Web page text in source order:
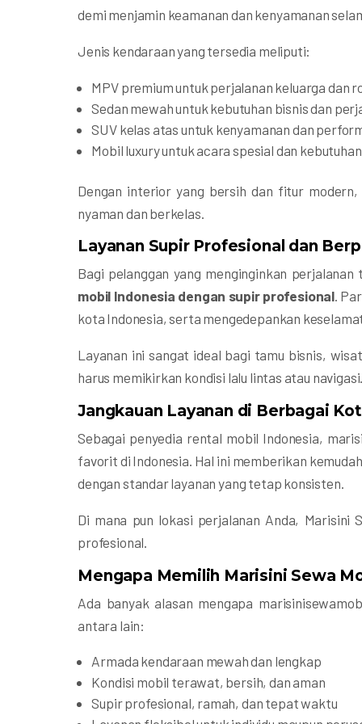
demi menjamin keamanan dan kenyamanan
Jenis kendaraan yang tersedia meliputi:
MPV premium untuk perjalanan keluarga dan
Sedan mewah untuk kebutuhan bisnis dan
SUV kelas atas untuk kenyamanan dan
Mobil luxury untuk acara spesial dan
Dengan interior yang bersih dan fitur
nyaman dan berkelas.
Layanan Supir Profesional dan
Bagi pelanggan yang menginginkan
mobil Indonesia dengan supir profesional .
kota Indonesia, serta mengedepankan
Layanan ini sangat ideal bagi tamu bisnis,
harus memikirkan kondisi lalu lintas atau
Jangkauan Layanan di Berbagai
Sebagai penyedia rental mobil Indonesia,
favorit di Indonesia. Hal ini memberikan
dengan standar layanan yang tetap konsisten.
Di mana pun lokasi perjalanan Anda,
profesional.
Mengapa Memilih Marisini Sewa
Ada banyak alasan mengapa
antara lain:
Armada kendaraan mewah dan lengkap
Kondisi mobil terawat, bersih, dan aman
Supir profesional, ramah, dan tepat waktu